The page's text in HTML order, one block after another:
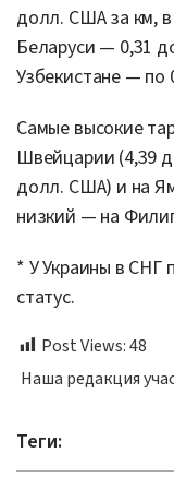
долл. США за км,
Беларуси — 0,31
Узбекистане —
Самые высокие
Швейцарии (4,39
долл. США) и на
низкий — на
* У Украины в СНГ
статус.
Post Views:48
Наша редакция
Теги: